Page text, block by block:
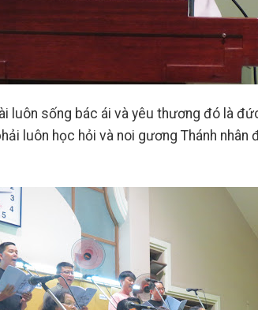
luôn sống bác ái và yêu thương đó là
luôn học hỏi và noi gương Thánh nhân